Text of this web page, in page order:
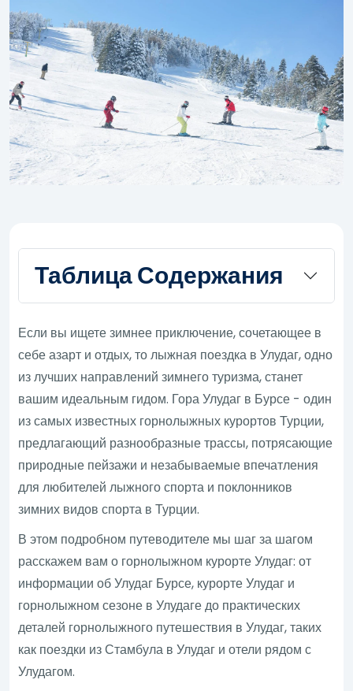
Таблица Содержания
Если вы ищете зимнее приключение, сочетающее в
себе азарт и отдых, то лыжная поездка в Улудаг, одно
из лучших направлений зимнего туризма, станет
вашим идеальным гидом. Гора Улудаг в Бурсе - один
из самых известных горнолыжных курортов Турции,
предлагающий разнообразные трассы, потрясающие
природные пейзажи и незабываемые впечатления
для любителей лыжного спорта и поклонников
зимних видов спорта в Турции.
В этом подробном путеводителе мы шаг за шагом
расскажем вам о горнолыжном курорте Улудаг: от
информации об Улудаг Бурсе, курорте Улудаг и
горнолыжном сезоне в Улудаге до практических
деталей горнолыжного путешествия в Улудаг, таких
как поездки из Стамбула в Улудаг и отели рядом с
Улудагом.